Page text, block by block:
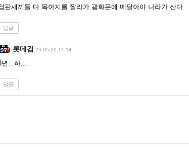
판새끼들 다 목아지를 짤라가 광화문에 메달아야 나라가 산다
답글
롯데검 26-05-20 11:14
년...하...
답글